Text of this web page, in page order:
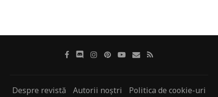
Despre revistă Autorii noștri
Politica de cookie-uri